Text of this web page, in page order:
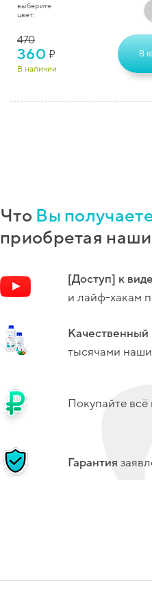
выберите
цвет:
470
360 ₽
В наличии
В
Что Вы
приобретая
[Доступ] к
и лайф-хакам
Качественный
тысячами
Покупайте всё
Гарантия